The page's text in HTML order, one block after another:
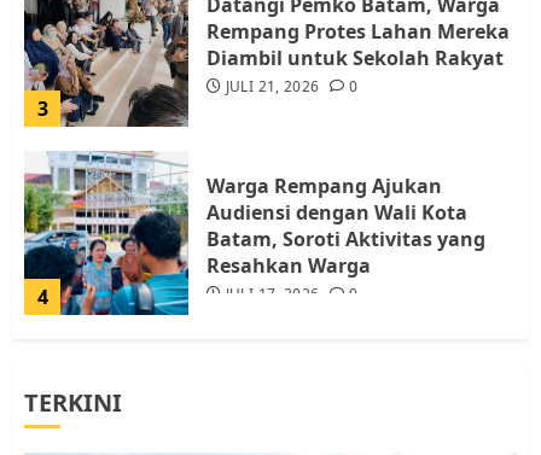
3
Rempang Protes Lahan Mereka
Diambil untuk Sekolah Rakyat
JULI 21, 2026 0
4
Warga Rempang Ajukan
Audiensi dengan Wali Kota
Batam, Soroti Aktivitas yang
Resahkan Warga
JULI 17, 2026 0
TERKINI